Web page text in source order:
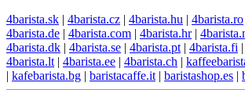
4barista.sk | 4barista.cz | 4barista.hu | 4barista.ro
4barista.de | 4barista.com | 4barista.hr|
4barista.dk | 4barista.se | 4barista.pt | 4barista.fi |
4barista.lt | 4barista.ee | 4barista.ch |
| kafebarista.bg | baristacaffe.it | baristashop.es |